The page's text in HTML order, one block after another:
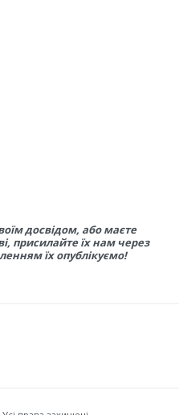
досвідом, або маєте
присилайте їх нам через
їх опублікуємо!